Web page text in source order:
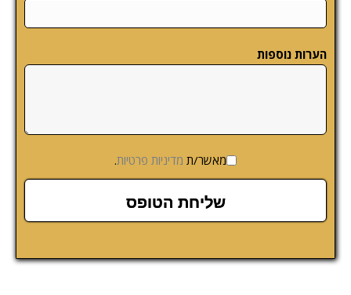
הערות נוספות
מאשר/ת מדיניות פרטיות.